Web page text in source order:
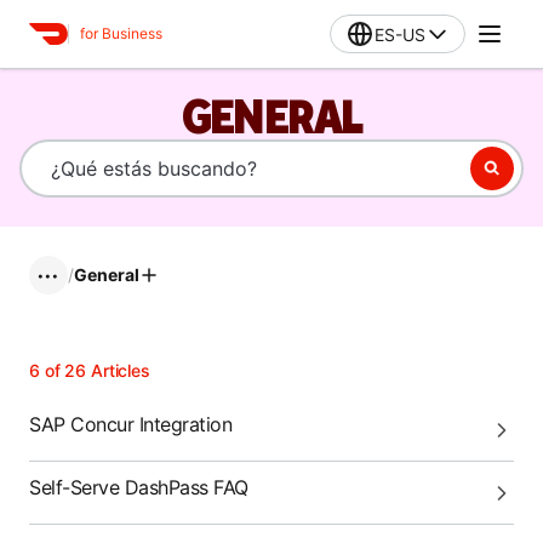
for Business ES-US
GENERAL
••• /General
6 of 26 Articles
SAP Concur Integration
Self-Serve DashPass FAQ